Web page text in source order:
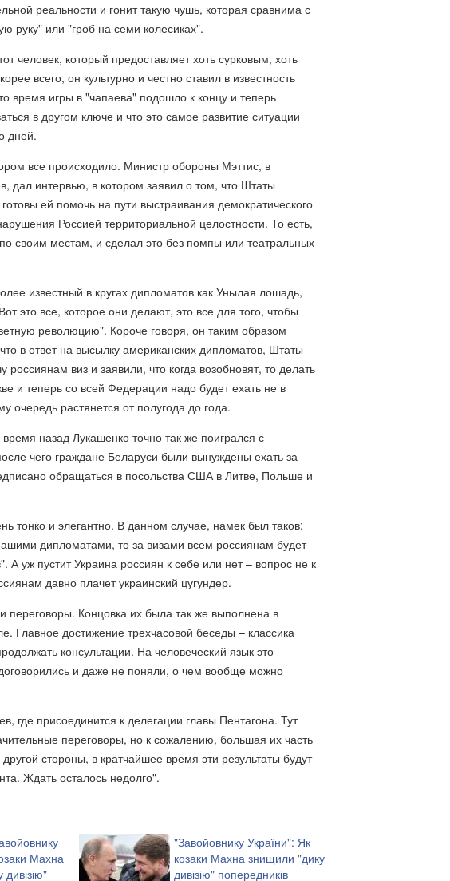
реальности и гонит такую чушь, которая сравнима с
руку" или "гроб на семи колесиках".
человек, который предоставляет хоть сурковым, хоть
всего, он культурно и честно ставил в известность
время игры в "чапаева" подошло к концу и теперь
в другом ключе и что это самое развитие ситуации
дней.
все происходило. Министр обороны Мэттис, в
дал интервью, в котором заявил о том, что Штаты
ей помочь на пути выстраивания демократического
Россией территориальной целостности. То есть,
своим местам, и сделал это без помпы или театральных
известный в кругах дипломатов как Унылая лошадь,
это все, которое они делают, это все для того, чтобы
революцию". Короче говоря, он таким образом
в ответ на высылку американских дипломатов, Штаты
виз и заявили, что когда возобновят, то делать
и теперь со всей Федерации надо будет ехать не в
очередь растянется от полугода до года.
назад Лукашенко точно так же поигрался с
чего граждане Беларуси были вынуждены ехать за
обращаться в посольства США в Литве, Польше и
тонко и элегантно. В данном случае, намек был таков:
дипломатами, то за визами всем россиянам будет
А уж пустит Украина россиян к себе или нет – вопрос не к
давно плачет украинский цугундер.
переговоры. Концовка их была так же выполнена в
Главное достижение трехчасовой беседы – классика
консультации. На человеческий язык это
и даже не поняли, о чем вообще можно
где присоединится к делегации главы Пентагона. Тут
переговоры, но к сожалению, большая их часть
стороны, в кратчайшее время эти результаты будут
Ждать осталось недолго".
Махна
"Завойовнику України": Як
козаки Махна знищили "дику
дивізію" попередників